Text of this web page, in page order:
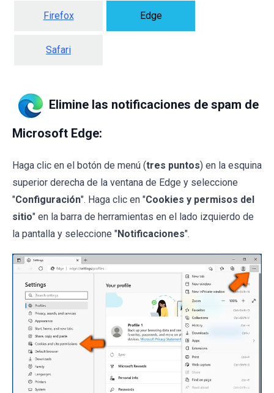
Firefox Edge
Safari
Elimine las notificaciones de spam de
Microsoft Edge:
Haga clic en el botón de menú (tres puntos) en la esquina
superior derecha de la ventana de Edge y seleccione
"Configuración". Haga clic en "Cookies y permisos del
sitio" en la barra de herramientas en el lado izquierdo de
la pantalla y seleccione "Notificaciones".